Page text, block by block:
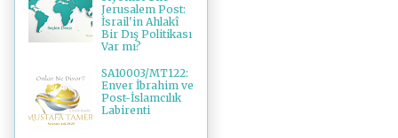
Jerusalem Post:
İsrail'in Ahlakî
Bir Dış Politikası
Var mı?
SA10003/MT122:
Enver İbrahim ve
Post-İslamcılık
Labirenti